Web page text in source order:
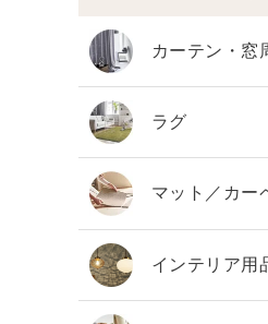
ログイン person 新規会
カテゴリーから探す
ブランド
カーテン・窓
ラグ
マット／カー
インテリア用